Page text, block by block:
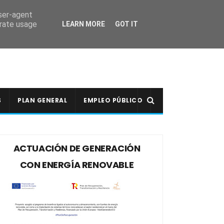
PLAN GENERAL EMPLEO PÚBLICO
ACTUACIÓN DE GENERACIÓN
CON ENERGÍA RENOVABLE
agent
usage
LEARN MORE GOT IT